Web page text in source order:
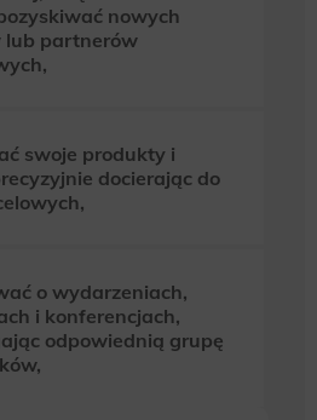
nowych
lub partnerów
swoje produkty i
docierając do
o wydarzeniach,
i konferencjach,
odpowiednią grupę